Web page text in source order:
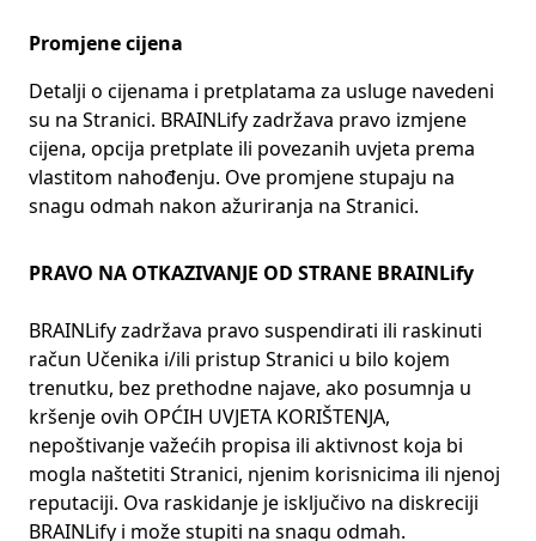
Promjene cijena
Detalji o cijenama i pretplatama za usluge navedeni
su na Stranici. BRAINLify zadržava pravo izmjene
cijena, opcija pretplate ili povezanih uvjeta prema
vlastitom nahođenju. Ove promjene stupaju na
snagu odmah nakon ažuriranja na Stranici.
PRAVO NA OTKAZIVANJE OD STRANE BRAINLify
BRAINLify zadržava pravo suspendirati ili raskinuti
račun Učenika i/ili pristup Stranici u bilo kojem
trenutku, bez prethodne najave, ako posumnja u
kršenje ovih OPĆIH UVJETA KORIŠTENJA,
nepoštivanje važećih propisa ili aktivnost koja bi
mogla naštetiti Stranici, njenim korisnicima ili njenoj
reputaciji. Ova raskidanje je isključivo na diskreciji
BRAINLify i može stupiti na snagu odmah.